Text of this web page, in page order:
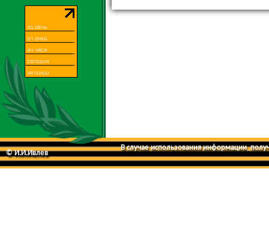
© И.И.Ивлев
В случае использования информации,